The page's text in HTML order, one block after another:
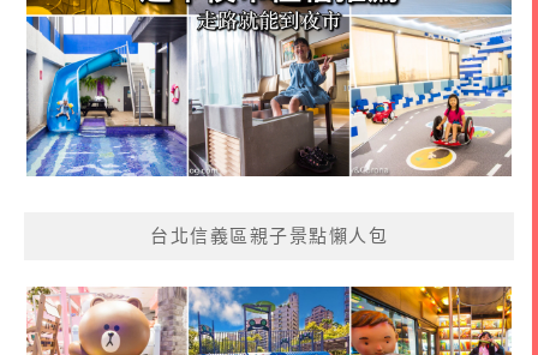
台北信義區親子景點懶人包